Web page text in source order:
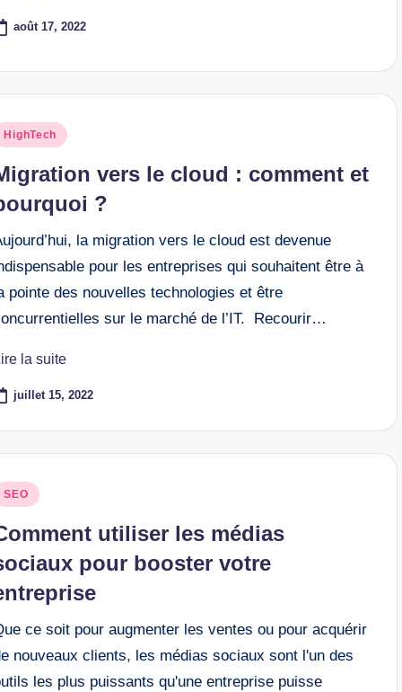
août 17, 2022
HighTech
vers le cloud : comment et
?
la migration vers le cloud est devenue
pour les entreprises qui souhaitent être à
pointe des nouvelles technologies et être
sur le marché de l’IT. Recourir…
la suite
juillet 15, 2022
SEO
utiliser les médias
pour booster votre
ce soit pour augmenter les ventes ou pour acquérir
nouveaux clients, les médias sociaux sont l'un des
les plus puissants qu'une entreprise puisse